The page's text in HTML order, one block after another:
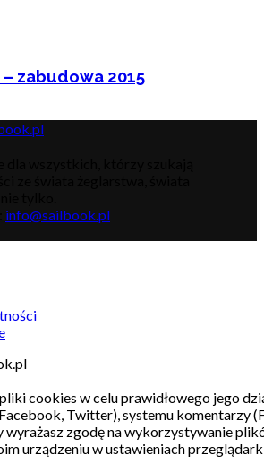
zabudowa 2015
info@sailbook.pl
cookies w celu prawidłowego jego
Twitter), systemu komentarzy
zgodę na wykorzystywanie
urządzeniu w ustawieniach